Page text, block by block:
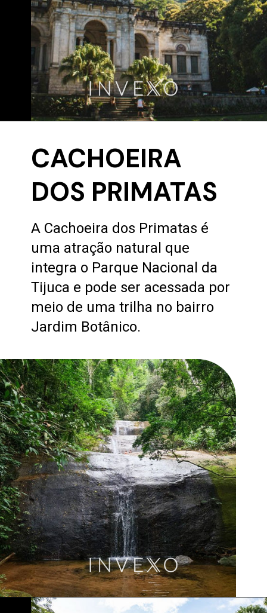
CACHOEIRA
DOS PRIMATAS
A Cachoeira dos Primatas é
uma atração natural que
integra o Parque Nacional da
Tijuca e pode ser acessada por
meio de uma trilha no bairro
Jardim Botânico.